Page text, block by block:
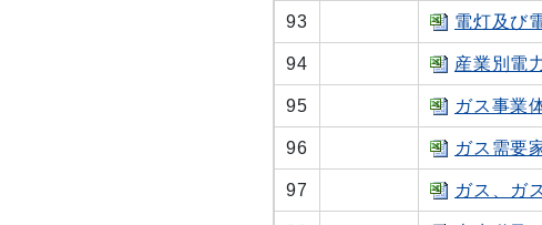
93 電灯及び
94 産業別電
95 ガス事業
96 ガス需要
97 ガス、ガ